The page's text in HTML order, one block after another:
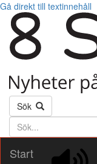
Gå direkt till textinnehåll
Sök
Söktext
Start